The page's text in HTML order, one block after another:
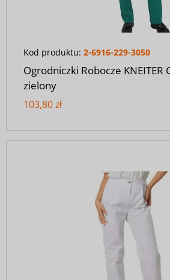
Kod produktu: 2-6916-229-3050
Ogrodniczki Robocze KNEITER
zielony
103,80 zł